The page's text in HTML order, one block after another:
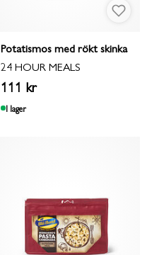
Potatismos med rökt skinka
24 HOUR MEALS
111 kr
I lager